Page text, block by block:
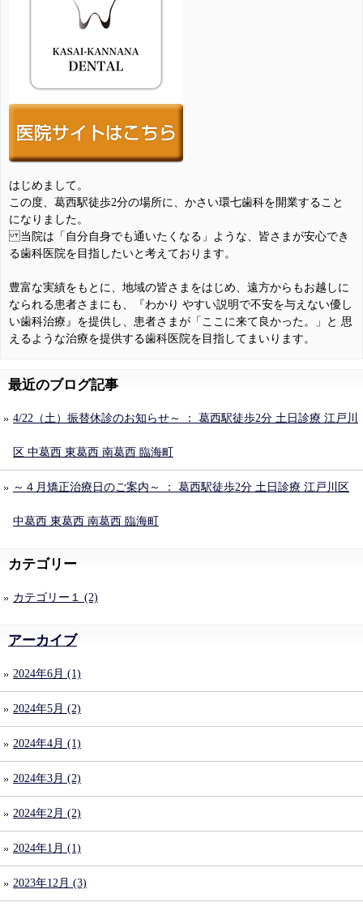
はじめまして。
この度、葛西駅徒歩2分の場所に、かさい環七歯科を開業すること
になりました。
当院は「自分自身でも通いたくなる」ような、皆さまが安心でき
る歯科医院を目指したいと考えております。
豊富な実績をもとに、地域の皆さまをはじめ、遠方からもお越しに
なられる患者さまにも、『わかり やすい説明で不安を与えない優し
い歯科治療』を提供し、患者さまが「ここに来て良かった。」と 思
えるような治療を提供する歯科医院を目指してまいります。
最近のブログ記事
4/22（土）振替休診のお知らせ～ ： 葛西駅徒歩2分 土日診療 江戸川
区 中葛西 東葛西 南葛西 臨海町
～４月矯正治療日のご案内～ ： 葛西駅徒歩2分 土日診療 江戸川区
中葛西 東葛西 南葛西 臨海町
カテゴリー
カテゴリー１ (2)
アーカイブ
2024年6月 (1)
2024年5月 (2)
2024年4月 (1)
2024年3月 (2)
2024年2月 (2)
2024年1月 (1)
2023年12月 (3)